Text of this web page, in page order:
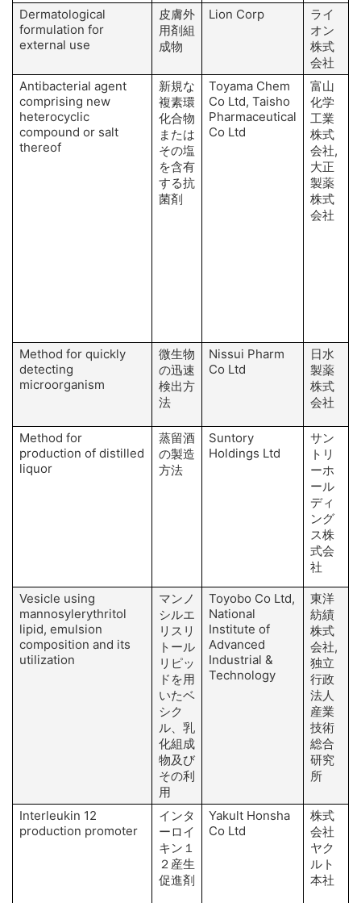
Dermatological
formulation for
external use
皮膚外
用剤組
成物
Lion Corp
ライ
オン
株式
会社
Antibacterial agent
comprising new
heterocyclic
compound or salt
thereof
新規な
複素環
化合物
または
その塩
を含有
する抗
菌剤
Toyama Chem
Co Ltd, Taisho
Pharmaceutical
Co Ltd
富山
化学
工業
株式
会社,
大正
製薬
株式
会社
Method for quickly
detecting
microorganism
微生物
の迅速
検出方
法
Nissui Pharm
Co Ltd
日水
製薬
株式
会社
Method for
production of distilled
liquor
蒸留酒
の製造
方法
Suntory
Holdings Ltd
サン
トリ
ーホ
ール
ディ
ング
ス株
式会
社
Vesicle using
mannosylerythritol
lipid, emulsion
composition and its
utilization
マンノ
シルエ
リスリ
トール
リピッ
ドを用
いたベ
シク
ル、乳
化組成
物及び
その利
用
Toyobo Co Ltd,
National
Institute of
Advanced
Industrial &
Technology
東洋
紡績
株式
会社,
独立
行政
法人
産業
技術
総合
研究
所
Interleukin 12
production promoter
インタ
ーロイ
キン１
２産生
促進剤
Yakult Honsha
Co Ltd
株式
会社
ヤク
ルト
本社